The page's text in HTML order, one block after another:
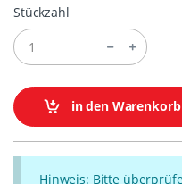
Stückzahl
in den Warenkorb
Hinweis: Bitte